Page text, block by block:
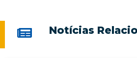
Notícias